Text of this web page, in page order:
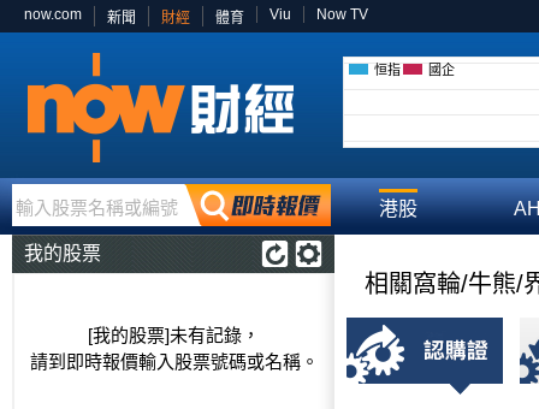
now.com 新聞 財經 體育 Viu Now TV
恒指 國企
輸入股票名稱或編號 港股
我的股票
[我的股票]未有記錄，
請到即時報價輸入股票號碼或名稱。
相關窩輪/牛熊/